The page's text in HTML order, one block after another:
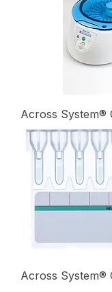
Across System®
Across System®